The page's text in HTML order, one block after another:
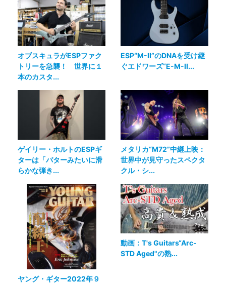
オブスキュラがESPファク
トリーを急襲！ 世界に１
本のカスタ...
ESP“M-II”のDNAを受け継
ぐエドワーズ“E-M-II...
ゲイリー・ホルトのESPギ
ターは「バターみたいに滑
らかな弾き...
メタリカ“M72”中継上映：
世界中が見守ったスペクタ
クル・シ...
ヤング・ギター2022年９
動画：T's Guitars“Arc-
STD Aged"の熟...